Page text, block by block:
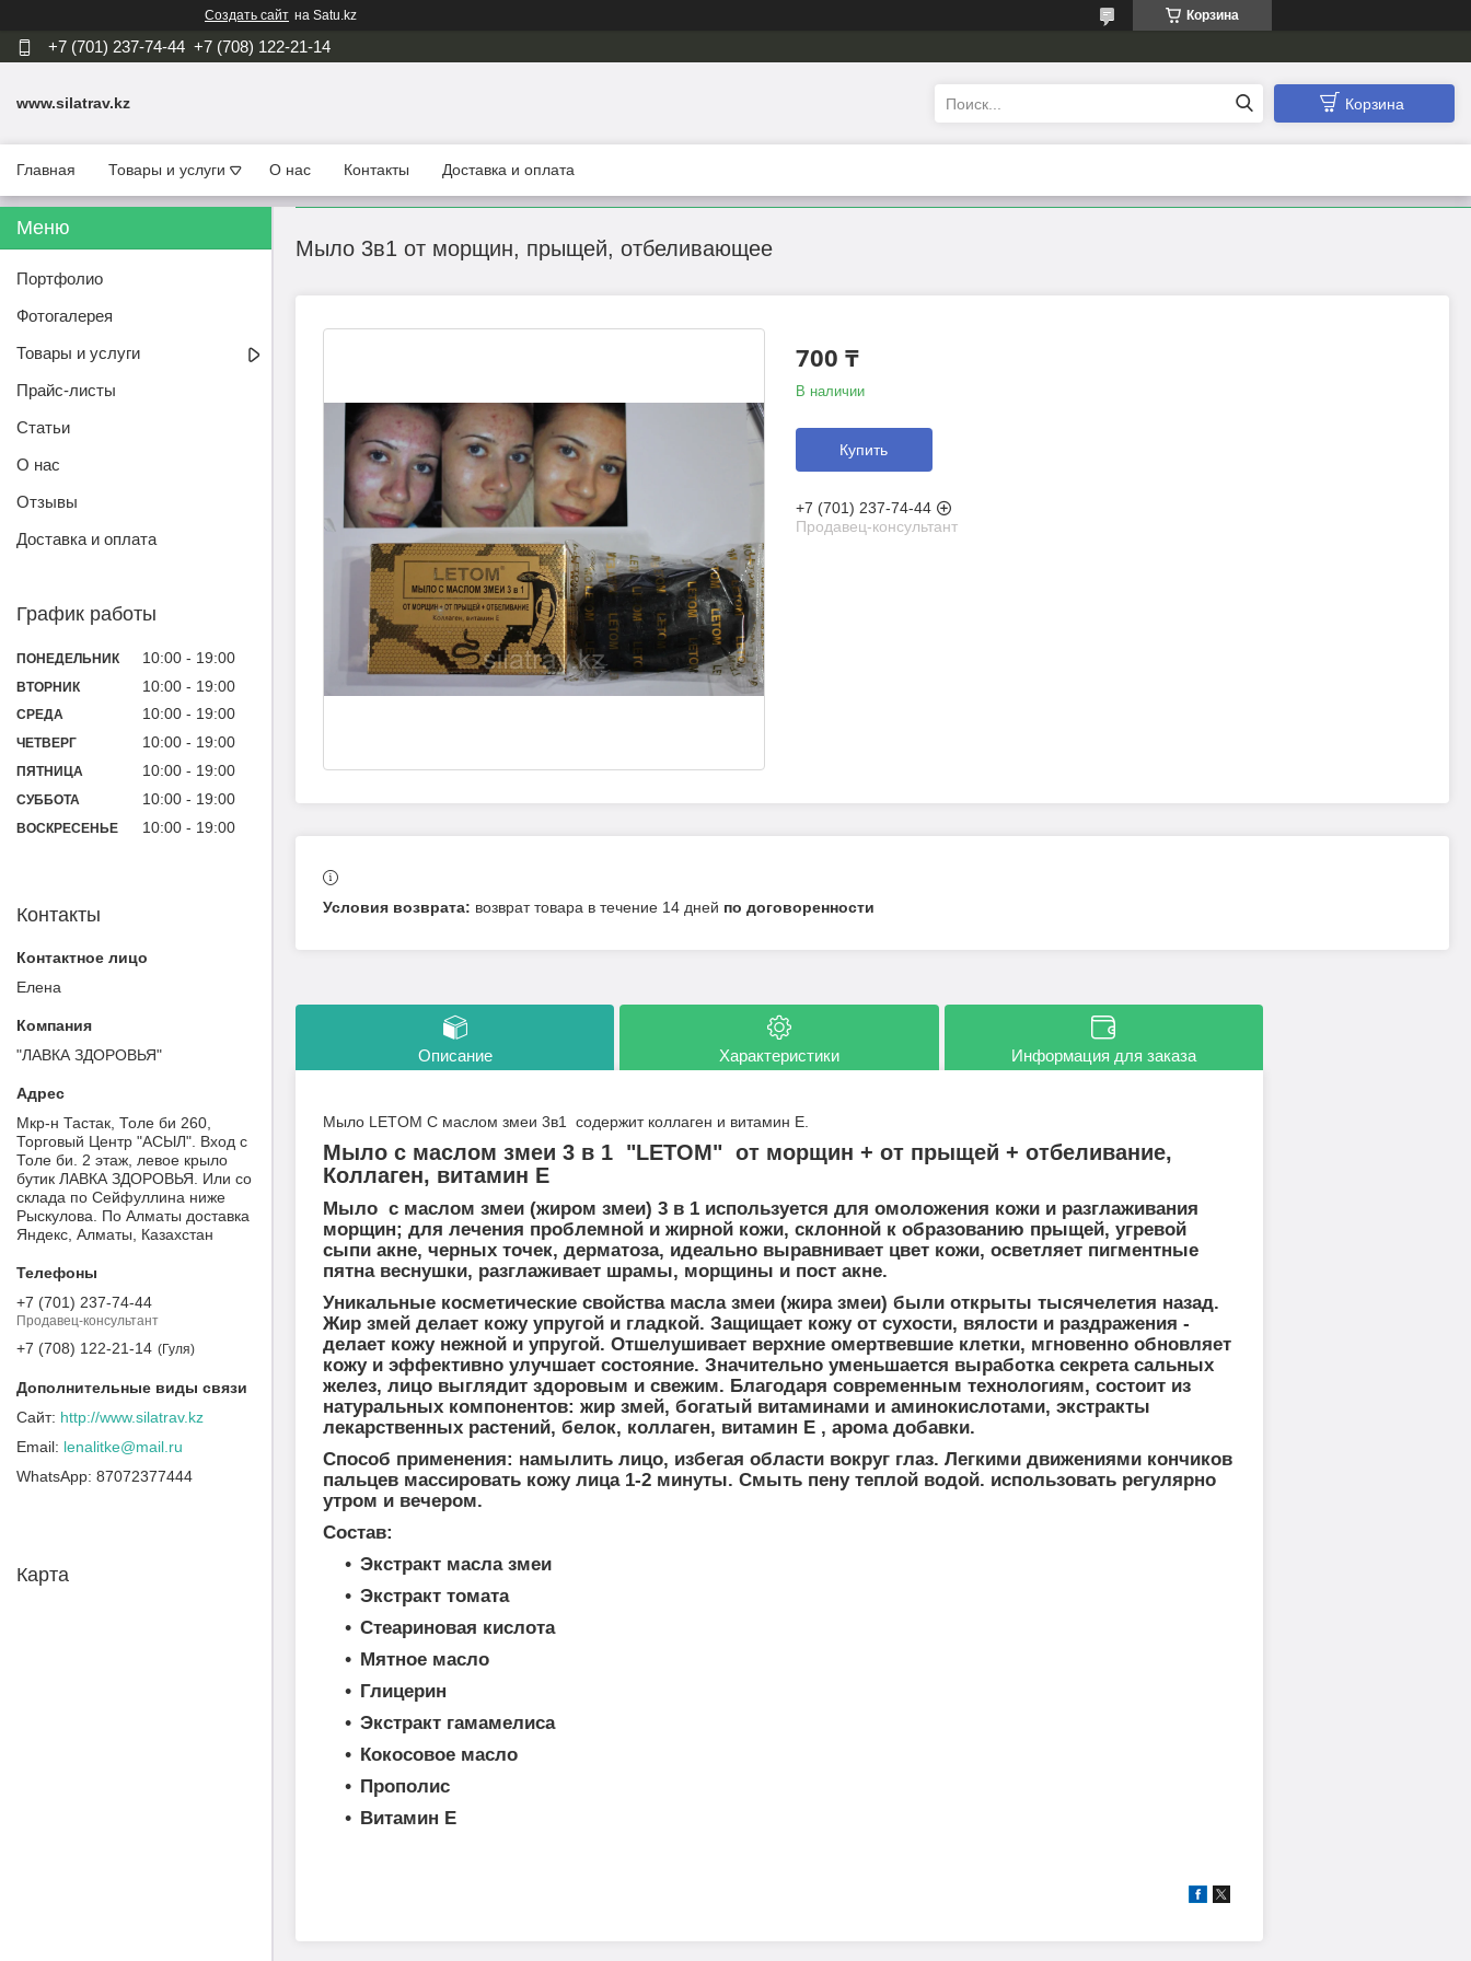
Создать сайт на Satu.kz Корзина
+7 (701) 237-74-44 +7 (708) 122-21-14
www.silatrav.kz Корзина
Главная Товары и услуги О нас Контакты Доставка и оплата
Мыло 3в1 от морщин, прыщей, отбеливающее
700 ₸
В наличии
Купить
+7 (701) 237-74-44
Продавец-консультант
возврат товара в течение 14 дней по договоренности
Описание Характеристики Информация для заказа
Мыло LETOM С маслом змеи 3в1 содержит коллаген и витамин Е.
Мыло с маслом змеи 3 в 1 "LETOM" от морщин + от прыщей + отбеливание,
Коллаген, витамин Е
Мыло с маслом змеи (жиром змеи) 3 в 1 используется для омоложения кожи и разглаживания
морщин; для лечения проблемной и жирной кожи, склонной к образованию прыщей, угревой
сыпи акне, черных точек, дерматоза, идеально выравнивает цвет кожи, осветляет пигментные
пятна веснушки, разглаживает шрамы, морщины и пост акне.
Уникальные косметические свойства масла змеи (жира змеи) были открыты тысячелетия назад.
Жир змей делает кожу упругой и гладкой. Защищает кожу от сухости, вялости и раздражения -
делает кожу нежной и упругой. Отшелушивает верхние омертвевшие клетки, мгновенно обновляет
кожу и эффективно улучшает состояние. Значительно уменьшается выработка секрета сальных
желез, лицо выглядит здоровым и свежим. Благодаря современным технологиям, состоит из
натуральных компонентов: жир змей, богатый витаминами и аминокислотами, экстракты
лекарственных растений, белок, коллаген, витамин Е , арома добавки.
Способ применения: намылить лицо, избегая области вокруг глаз. Легкими движениями кончиков
пальцев массировать кожу лица 1-2 минуты. Смыть пену теплой водой. использовать регулярно
утром и вечером.
Состав:
Экстракт масла змеи
Экстракт томата
Стеариновая кислота
Мятное масло
Глицерин
Экстракт гамамелиса
Кокосовое масло
Прополис
Витамин Е
Портфолио
Фотогалерея
Товары и услуги
Прайс-листы
Статьи
О нас
Отзывы
Доставка и оплата
График работы
ПОНЕДЕЛЬНИК 10:00 19:00
ВТОРНИК 10:00 19:00
СРЕДА 10:00 19:00
ЧЕТВЕРГ 10:00 19:00
ПЯТНИЦА 10:00 19:00
СУББОТА 10:00 19:00
ВОСКРЕСЕНЬЕ 10:00 19:00
Контакты
Елена
"ЛАВКА ЗДОРОВЬЯ"
Мкр-н Тастак, Толе би 260,
Торговый Центр "АСЫЛ". Вход с
Толе би. 2 этаж, левое крыло
бутик ЛАВКА ЗДОРОВЬЯ. Или со
склада по Сейфуллина ниже
Рыскулова. По Алматы доставка
Яндекс, Алматы, Казахстан
+7 (701) 237-74-44
Продавец-консультант
+7 (708) 122-21-14 Гуля
http://www.silatrav.kz
lenalitke@mail.ru
87072377444
Карта